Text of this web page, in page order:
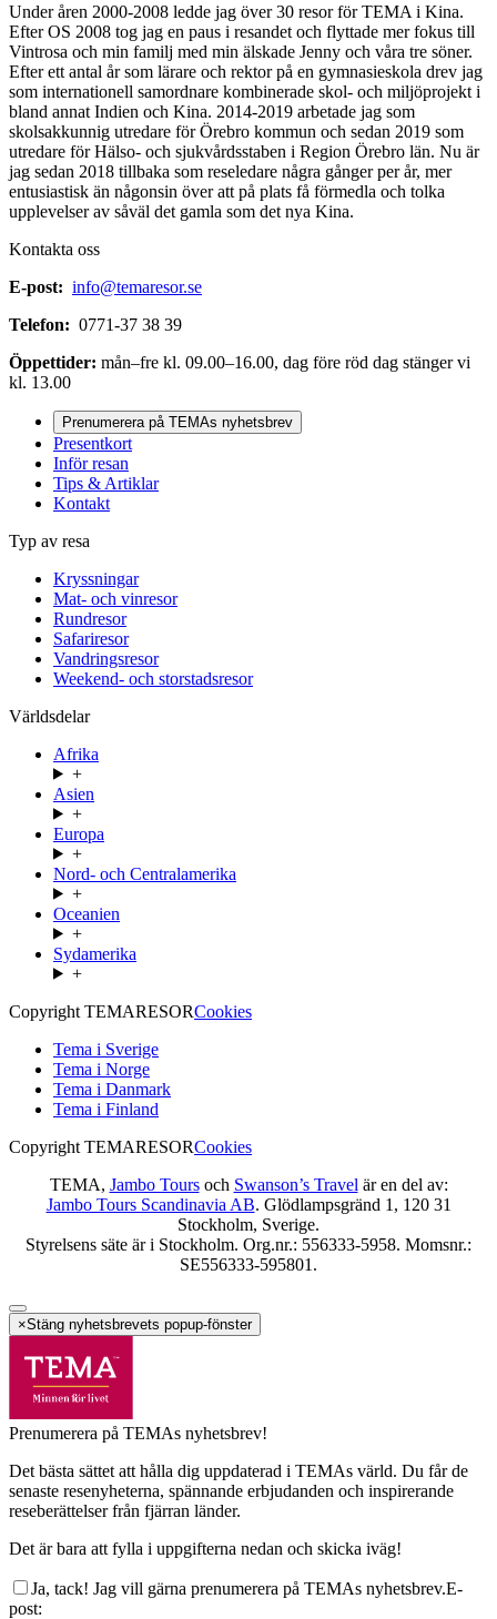
Under åren 2000-2008 ledde jag över 30 resor för TEMA i Kina.
Efter OS 2008 tog jag en paus i resandet och flyttade mer fokus till
Vintrosa och min familj med min älskade Jenny och våra tre söner.
Efter ett antal år som lärare och rektor på en gymnasieskola drev jag
som internationell samordnare kombinerade skol- och miljöprojekt i
bland annat Indien och Kina. 2014-2019 arbetade jag som
skolsakkunnig utredare för Örebro kommun och sedan 2019 som
utredare för Hälso- och sjukvårdsstaben i Region Örebro län. Nu är
jag sedan 2018 tillbaka som reseledare några gånger per år, mer
entusiastisk än någonsin över att på plats få förmedla och tolka
upplevelser av såväl det gamla som det nya Kina.
Kontakta oss
E-post: info@temaresor.se
Telefon: 0771-37 38 39
Öppettider: mån–fre kl. 09.00–16.00, dag före röd dag stänger vi
kl. 13.00
Prenumerera på TEMAs nyhetsbrev
Presentkort
Inför resan
Tips & Artiklar
Kontakt
Typ av resa
Kryssningar
Mat- och vinresor
Rundresor
Safariresor
Vandringsresor
Weekend- och storstadsresor
Världsdelar
Afrika
+
Asien
+
Europa
+
Nord- och Centralamerika
+
Oceanien
+
Sydamerika
+
Copyright TEMARESORCookies
Tema i Sverige
Tema i Norge
Tema i Danmark
Tema i Finland
Copyright TEMARESORCookies
TEMA, Jambo Toursoch Swanson’s Travel är en del av:
Jambo Tours Scandinavia AB. Glödlampsgränd 1, 120 31
Stockholm, Sverige.
Styrelsens säte är i Stockholm. Org.nr.: 556333-5958. Momsnr.:
SE556333-595801.
×Stäng nyhetsbrevets popup-fönster
Prenumerera på TEMAs nyhetsbrev!
Det bästa sättet att hålla dig uppdaterad i TEMAs värld. Du får de
senaste resenyheterna, spännande erbjudanden och inspirerande
reseberättelser från fjärran länder.
Det är bara att fylla i uppgifterna nedan och skicka iväg!
Ja, tack! Jag vill gärna prenumerera på TEMAs nyhetsbrev.E-
post: